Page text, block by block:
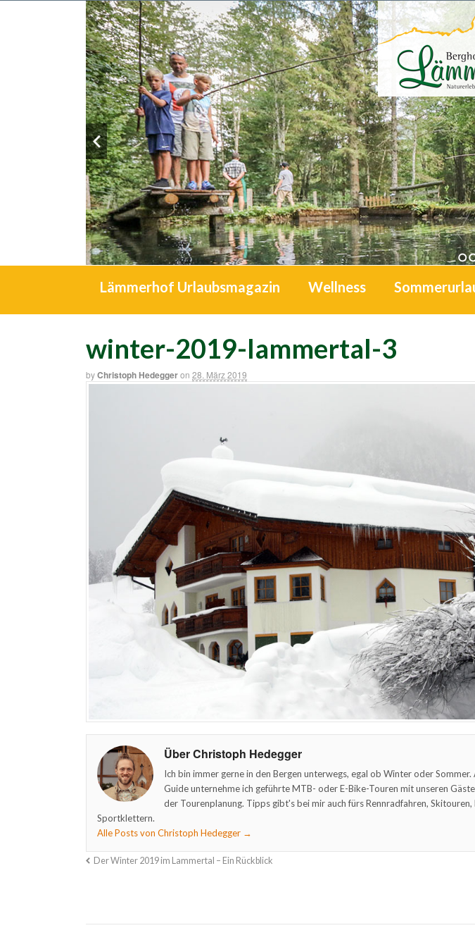
1 2
Lämmerhof Urlaubsmagazin Wellness
winter-2019-lammertal-3
byChristoph Hedeggeron 28. März 2019
Über Christoph Hedegger
Ich bin immer gerne in den Bergen unterwegs, egal ob Winter oder
Guide unternehme ich geführte MTB- oder E-Bike-Touren mit unseren
der Tourenplanung. Tipps gibt's bei mir auch fürs Rennradfahren,
Sportklettern.
Alle Posts von Christoph Hedegger →
Der Winter 2019 im Lammertal – Ein Rückblick